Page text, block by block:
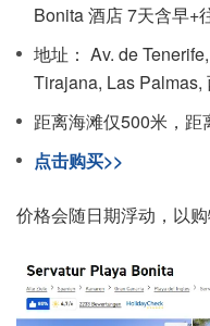
Bonita 酒店 7天含早+
地址： Av. de
Tirajana, Las Palmas,
距离海滩仅500米，
点击购买>>
价格会随日期浮动，以